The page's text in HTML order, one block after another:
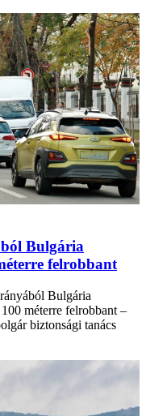
Bulgária
felrobbant
Bulgária
méterre felrobbant –
biztonsági tanács